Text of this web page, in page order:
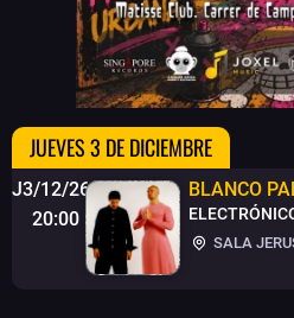
JUEVES 3 DE DICIEMBRE
J3/12/26
20:00
BLANCO
SALA